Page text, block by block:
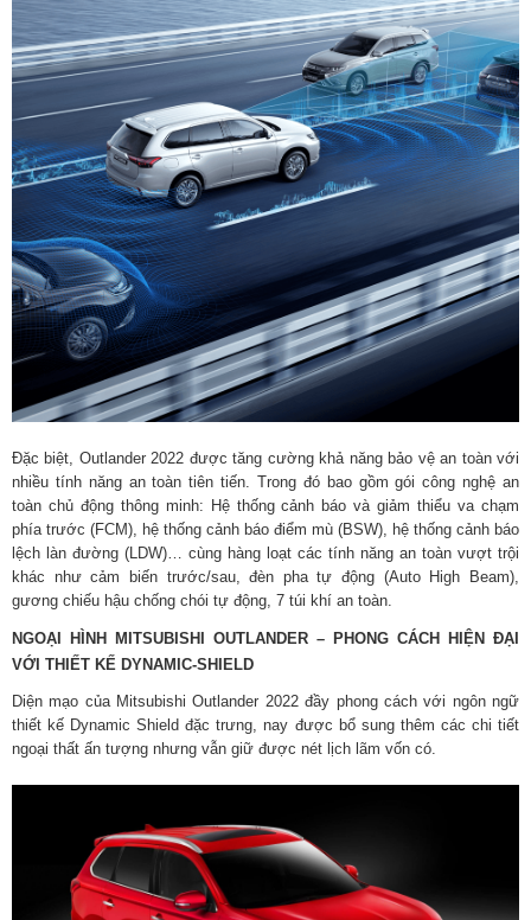
Đặc biệt, Outlander 2022 được tăng cường khả năng bảo vệ an toàn với
nhiều tính năng an toàn tiên tiến. Trong đó bao gồm gói công nghệ an
toàn chủ động thông minh: Hệ thống cảnh báo và giảm thiểu va chạm
phía trước (FCM), hệ thống cảnh báo điểm mù (BSW), hệ thống cảnh báo
lệch làn đường (LDW)… cùng hàng loạt các tính năng an toàn vượt trội
khác như cảm biến trước/sau, đèn pha tự động (Auto High Beam),
gương chiếu hậu chống chói tự động, 7 túi khí an toàn.
NGOẠI HÌNH MITSUBISHI OUTLANDER – PHONG CÁCH HIỆN ĐẠI
VỚI THIẾT KẾ DYNAMIC-SHIELD
Diện mạo của Mitsubishi Outlander 2022 đầy phong cách với ngôn ngữ
thiết kế Dynamic Shield đặc trưng, nay được bổ sung thêm các chi tiết
ngoại thất ấn tượng nhưng vẫn giữ được nét lịch lãm vốn có.